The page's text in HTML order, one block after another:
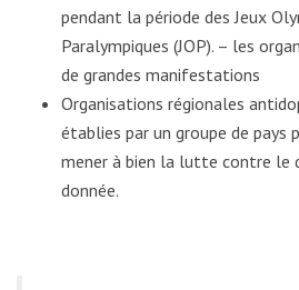
pendant la période des Jeux
Paralympiques (JOP). – les
de grandes manifestations
Organisations régionales
établies par un groupe de pays
mener à bien la lutte contre le
donnée.